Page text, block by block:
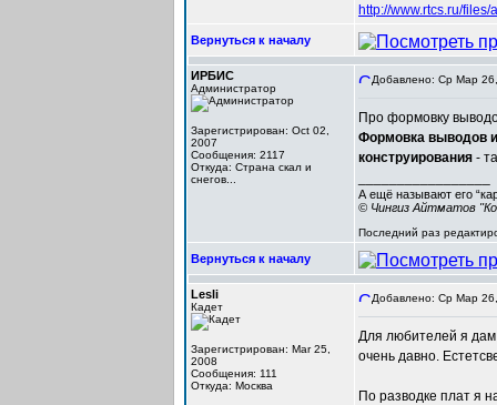
http://www.rtcs.ru/
Вернуться к началу
ИРБИС
Администратор
Зарегистрирован: Oct 02,
2007
Сообщения: 2117
Откуда: Cтрана скал и
снегов...
Добавлено: Ср Мар
Про формовку
Формовка выводов
конструирования -
А ещё называют его
© Чингиз Айтматов
Последний раз
Вернуться к началу
Lesli
Кадет
Зарегистрирован: Mar 25,
2008
Сообщения: 111
Откуда: Москва
Добавлено: Ср Мар
Для любителей я дам
очень давно.
По разводке плат я